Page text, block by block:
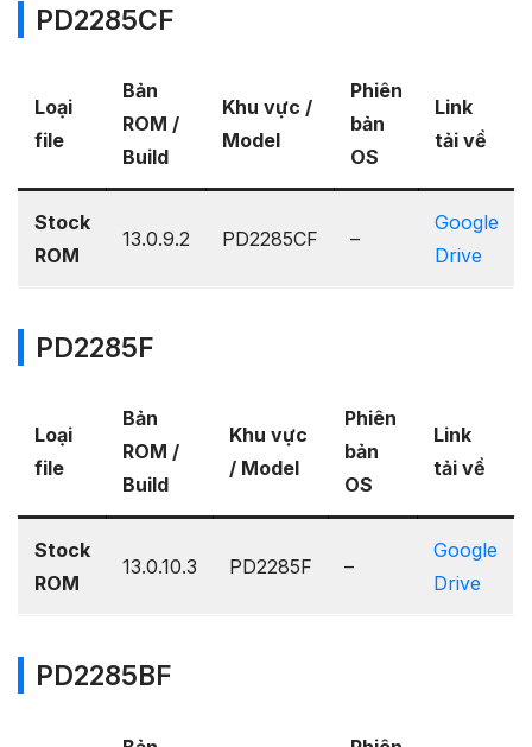
PD2285CF
Loại
file
Bản
ROM /
Build
Khu vực /
Model
Phiên
bản
OS
Link
tải về
Stock
ROM
13.0.9.2 PD2285CF –
Google
Drive
PD2285F
Loại
file
Bản
ROM /
Build
Khu vực
/ Model
Phiên
bản
OS
Link
tải về
Stock
ROM
13.0.10.3 PD2285F –
Google
Drive
PD2285BF